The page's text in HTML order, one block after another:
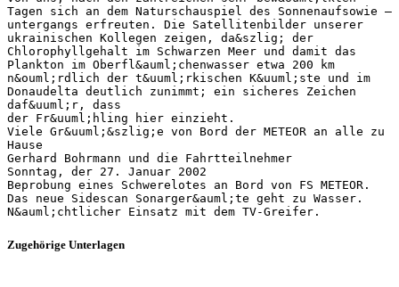
Tagen sich an dem Naturschauspiel des Sonnenaufsowie –
untergangs erfreuten. Die Satellitenbilder unserer
ukrainischen Kollegen zeigen, da&szlig; der
Chlorophyllgehalt im Schwarzen Meer und damit das
Plankton im Oberfl&auml;chenwasser etwa 200 km
n&ouml;rdlich der t&uuml;rkischen K&uuml;ste und im
Donaudelta deutlich zunimmt; ein sicheres Zeichen
daf&uuml;r, dass
der Fr&uuml;hling hier einzieht.
Viele Gr&uuml;&szlig;e von Bord der METEOR an alle zu
Hause
Gerhard Bohrmann und die Fahrtteilnehmer
Sonntag, der 27. Januar 2002
Beprobung eines Schwerelotes an Bord von FS METEOR.
Das neue Sidescan Sonarger&auml;te geht zu Wasser.
Zugehörige Unterlagen